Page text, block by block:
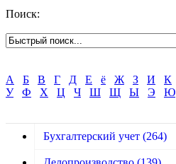
Поиск:
А Б В Г Д Е ё Ж З И К
У
Ф Х Ц Ч Ш Щ Ы Э Ю
Бухгалтерский учет (264)